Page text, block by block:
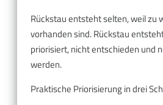
Rückstau entsteht selten, weil zu
vorhanden sind. Rückstau
priorisiert, nicht entschieden und
werden.
Praktische Priorisierung in drei